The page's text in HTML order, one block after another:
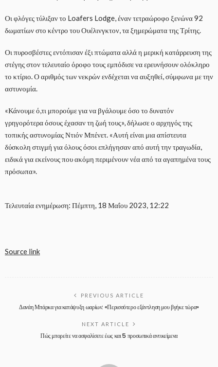
Οι φλόγες τύλιξαν το Loafers Lodge, έναν τετραώροφο ξενώνα 92
δωματίων στο κέντρο του Ουέλινγκτον, τα ξημερώματα της Τρίτης.
Οι πυροσβέστες εντόπισαν έξι πτώματα αλλά η μερική κατάρρευση της
στέγης στον τελευταίο όροφο τους εμπόδισε να ερευνήσουν ολόκληρο
το κτίριο. Ο αριθμός των νεκρών ενδέχεται να αυξηθεί, σύμφωνα με την
αστυνομία.
«Κάνουμε ό,τι μπορούμε για να βγάλουμε όσο το δυνατόν
γρηγορότερα όσους έχασαν τη ζωή τους», δήλωσε ο αρχηγός της
τοπικής αστυνομίας Ντιόν Μπένετ. «Αυτή είναι μια απίστευτα
δύσκολη στιγμή για όλους όσοι επλήγησαν από αυτή την τραγωδία,
ειδικά για εκείνους που ακόμη περιμένουν νέα από τα αγαπημένα τους
πρόσωπα».
Τελευταία ενημέρωση: Πέμπτη, 18 Μαΐου 2023, 12:22
Source link
PREVIOUS ARTICLE
Δανάη Μπάρκα για κατάψυξη ωαρίων: «Περισσότερο εξάντληση μου βγήκε τώρα»
NEXT ARTICLE
Πώς μπορείτε να ασφαλίσετε έως και 5 προσωπικά αντικείμενα